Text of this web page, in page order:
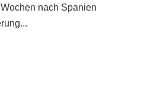
nach Spanien